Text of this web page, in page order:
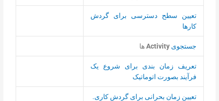
تعیین سطح دسترسی برای گردش
کارها
جستجوی Activityها
تعریف زمان بندی برای شروع یک
فرآیند بصورت اتوماتیک
تعیین زمان بحرانی برای گردش کاری.